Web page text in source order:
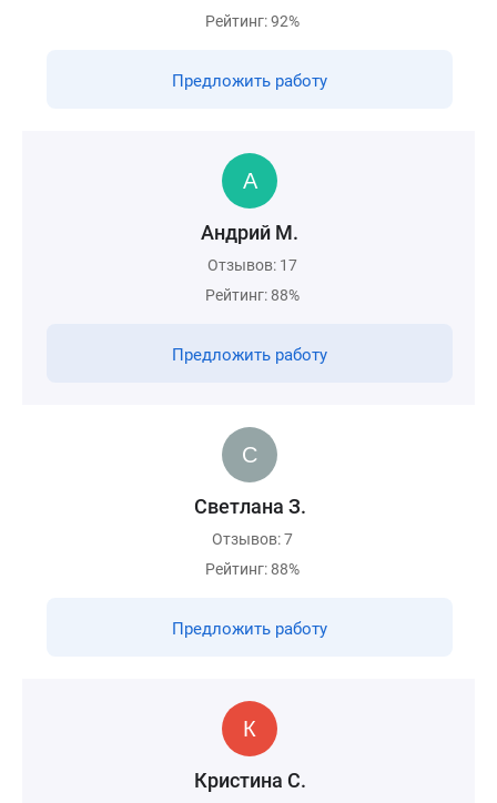
Рейтинг: 92%
Предложить работу
Андрий М.
Отзывов: 17
Рейтинг: 88%
Предложить работу
Светлана З.
Отзывов: 7
Рейтинг: 88%
Предложить работу
Кристина С.